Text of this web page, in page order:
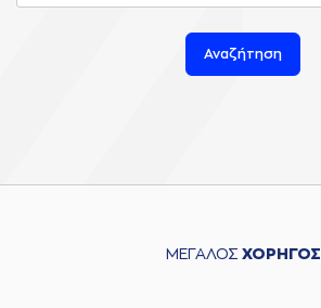
Αναζήτηση
ΜΕΓΑΛΟΣ ΧΟΡΗΓΟΣ